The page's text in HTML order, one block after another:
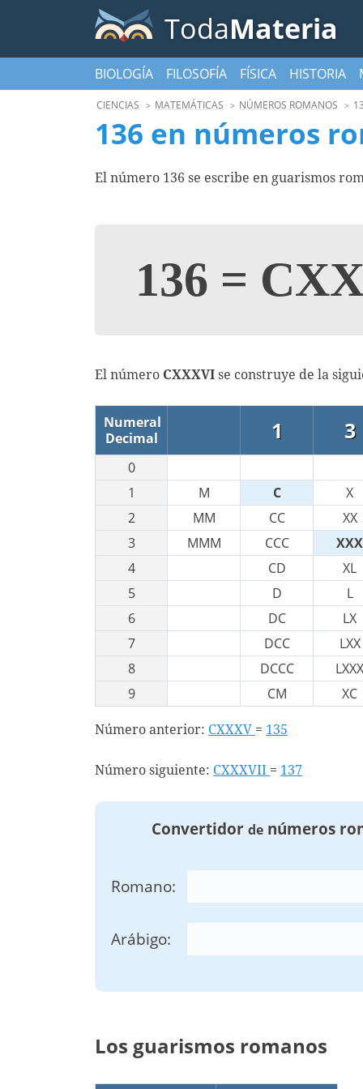
TodaMateria
BIOLOGÍA FILOSOFÍA FÍSICA HISTORIA
CIENCIAS MATEMÁTICAS NÚMEROS ROMANOS
136 en números
El número 136 se escribe en guarismos
136 =
El número CXXXVI se construye de la
Numeral
Decimal
1 3
0
1
M C
X
2
MM CC
XX
3
MMM CCC
XXX
4
CD
XL
5
D
L
6
DC
LX
7
DCC
LXX
8
DCCC
LXXX
9
CM XC
Número anterior: CXXXV = 135
Número siguiente: CXXXVII = 137
Convertidor denúmeros
Romano:
Arábigo:
Los guarismos romanos